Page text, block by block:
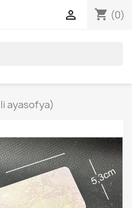
shopping_cart (0)

ayasofya)